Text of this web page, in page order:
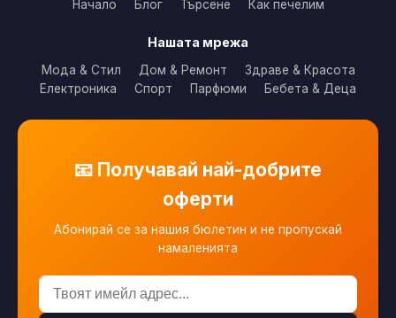
Начало Блог Търсене Как печелим
Нашата мрежа
Мода & Стил Дом & Ремонт
Здраве & Красота
Електроника
Спорт Парфюми Бебета & Деца
📧 Получавай най-добрите
оферти
Абонирай се за нашия бюлетин и не пропускай
намаленията